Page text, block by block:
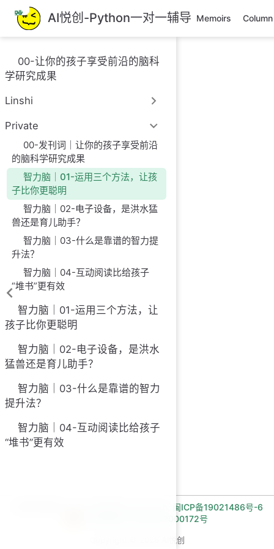
跳
至
主
內
容
AI悦创-Python一对一辅导 Memoirs Column
00-让你的孩子享受前沿的脑科
学研究成果
Linshi
Private
00-发刊词｜让你的孩子享受前沿
的脑科学研究成果
智力脑｜01-运用三个方法，让孩
子比你更聪明
智力脑｜02-电子设备，是洪水猛
兽还是育儿助手？
智力脑｜03-什么是靠谱的智力提
升法？
智力脑｜04-互动阅读比给孩子
“堆书”更有效
智力脑｜01-运用三个方法，让
孩子比你更聪明
智力脑｜02-电子设备，是洪水
猛兽还是育儿助手？
智力脑｜03-什么是靠谱的智力
提升法？
智力脑｜04-互动阅读比给孩子
“堆书”更有效
闽ICP备19021486号-6
闽公网安备 35030502000172号
Copyright © 2026 AI悦创